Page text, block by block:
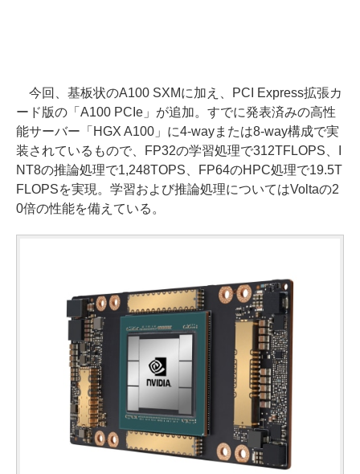
今回、基板状のA100 SXMに加え、PCI Express拡張カ
ード版の「A100 PCIe」が追加。すでに発表済みの高性
能サーバー「HGX A100」に4-wayまたは8-way構成で実
装されているもので、FP32の学習処理で312TFLOPS、I
NT8の推論処理で1,248TOPS、FP64のHPC処理で19.5T
FLOPSを実現。学習および推論処理についてはVoltaの2
0倍の性能を備えている。